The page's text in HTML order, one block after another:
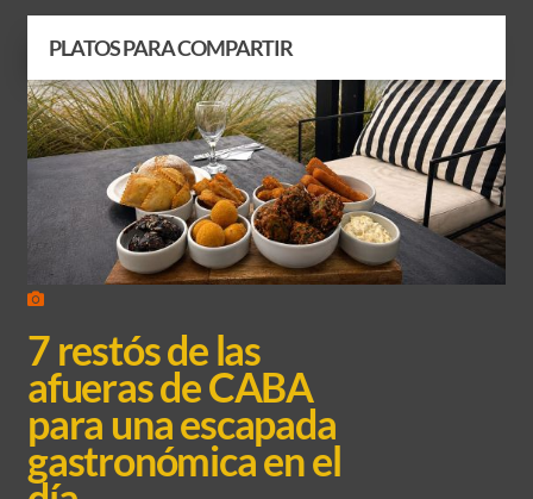
PLATOS PARA COMPARTIR
7 restós de las
afueras de CABA
para una escapada
gastronómica en el